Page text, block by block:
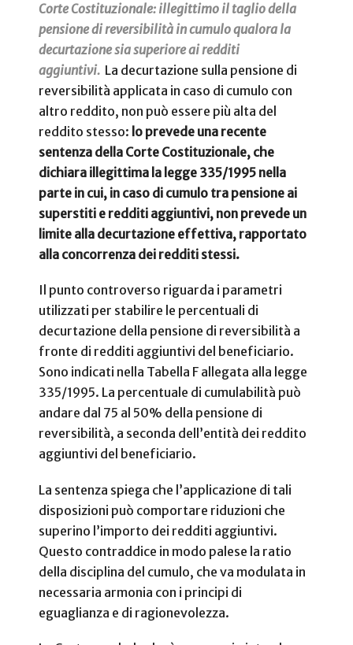
Corte Costituzionale: illegittimo il taglio della
pensione di reversibilità in cumulo qualora la
decurtazione sia superiore ai redditi
aggiuntivi. La decurtazione sulla pensione di
reversibilità applicata in caso di cumulo con
altro reddito, non può essere più alta del
reddito stesso: lo prevede una recente
sentenza della Corte Costituzionale, che
dichiara illegittima la legge 335/1995 nella
parte in cui, in caso di cumulo tra pensione ai
superstiti e redditi aggiuntivi, non prevede un
limite alla decurtazione effettiva, rapportato
alla concorrenza dei redditi stessi.
Il punto controverso riguarda i parametri
utilizzati per stabilire le percentuali di
decurtazione della pensione di reversibilità a
fronte di redditi aggiuntivi del beneficiario.
Sono indicati nella Tabella F allegata alla legge
335/1995. La percentuale di cumulabilità può
andare dal 75 al 50% della pensione di
reversibilità, a seconda dell’entità dei reddito
aggiuntivi del beneficiario.
La sentenza spiega che l’applicazione di tali
disposizioni può comportare riduzioni che
superino l’importo dei redditi aggiuntivi.
Questo contraddice in modo palese la ratio
della disciplina del cumulo, che va modulata in
necessaria armonia con i principi di
eguaglianza e di ragionevolezza.